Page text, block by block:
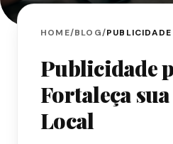
HOME/BLOG/
Publicidade
Fortaleça
Local